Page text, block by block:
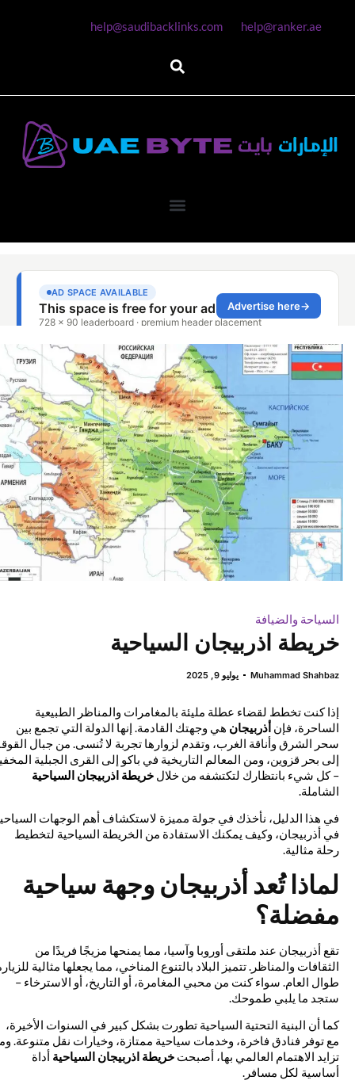
help@ranker.ae
help@saudibacklinks.com
السياحة والضيافة
خريطة اذربيجان السياحية
Muhammad Shahbaz يوليو 9, 2025
إذا كنت تخطط لقضاء عطلة مليئة بالمغامرات والمناظر الطبيعية
الساحرة، فإنأذربيجانهي وجهتك القادمة. إنها الدولة التي تجمع بين
سحر الشرق وأناقة الغرب، وتقدم لزوارها تجربة لا تُنسى. من جبال القوقاز
إلى بحر قزوين، ومن المعالم التاريخية في باكو إلى القرى الجبلية المخفية
– كل شيء بانتظارك لتكتشفه من خلالخريطة اذربيجان السياحية
الشاملة.
في هذا الدليل، نأخذك في جولة مميزة لاستكشاف أهم الوجهات السياحية
في أذربيجان، وكيف يمكنك الاستفادة من الخريطة السياحية لتخطيط
رحلة مثالية.
لماذا تُعد أذربيجان وجهة سياحية
مفضلة؟
تقع أذربيجان عند ملتقى أوروبا وآسيا، مما يمنحها مزيجًا فريدًا من
الثقافات والمناظر. تتميز البلاد بالتنوع المناخي، مما يجعلها مثالية للزيارة
طوال العام. سواء كنت من محبي المغامرة، أو التاريخ، أو الاسترخاء –
ستجد ما يلبي طموحك.
كما أن البنية التحتية السياحية تطورت بشكل كبير في السنوات الأخيرة،
مع توفر فنادق فاخرة، وخدمات سياحية ممتازة، وخيارات نقل متنوعة. ومع
تزايد الاهتمام العالمي بها، أصبحتخريطة اذربيجان السياحيةأداة
أساسية لكل مسافر.